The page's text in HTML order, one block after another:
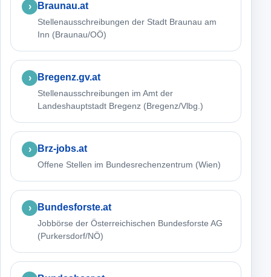
Braunau.at
Stellenausschreibungen der Stadt Braunau am
Inn (Braunau/OÖ)
Bregenz.gv.at
Stellenausschreibungen im Amt der
Landeshauptstadt Bregenz (Bregenz/Vlbg.)
Brz-jobs.at
Offene Stellen im Bundesrechenzentrum (Wien)
Bundesforste.at
Jobbörse der Österreichischen Bundesforste AG
(Purkersdorf/NÖ)